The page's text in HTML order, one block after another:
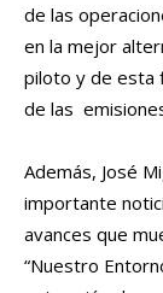
de las
en la mejor
piloto y de esta
de las
Además, José
importante
avances que
“Nuestro